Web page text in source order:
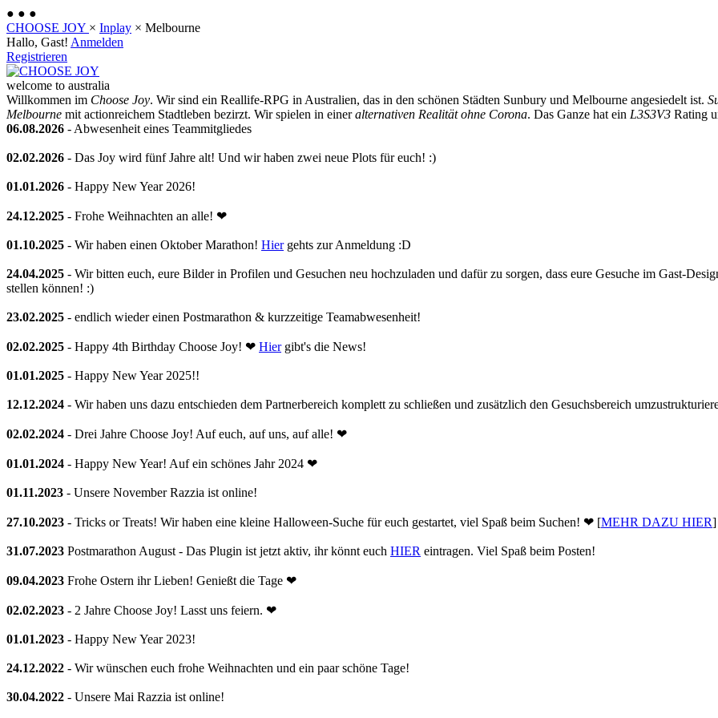
● ● ●
CHOOSE JOY × Inplay × Melbourne
Hallo, Gast! Anmelden
Registrieren
welcome to australia
Willkommen im Choose Joy. Wir sind ein Reallife-RPG in Australien, das in den schönen Städten Sunbury und Melbourne angesiedelt ist.
Melbourne mit actionreichem Stadtleben bezirzt. Wir spielen in eineralternativen Realität ohne Corona. Das Ganze hat ein L3S3V3 Rating
06.08.2026 - Abwesenheit eines Teammitgliedes
02.02.2026 - Das Joy wird fünf Jahre alt! Und wir haben zwei neue Plots für euch! :)
01.01.2026 - Happy New Year 2026!
24.12.2025 - Frohe Weihnachten an alle! ❤
01.10.2025 - Wir haben einen Oktober Marathon! Hiergehts zur Anmeldung :D
24.04.2025 - Wir bitten euch, eure Bilder in Profilen und Gesuchen neu hochzuladen und dafür zu sorgen, dass eure Gesuche im Gast-
stellen können! :)
23.02.2025 - endlich wieder einen Postmarathon & kurzzeitige Teamabwesenheit!
02.02.2025 - Happy 4th Birthday Choose Joy! ❤ Hiergibt's die News!
01.01.2025 - Happy New Year 2025!!
12.12.2024 - Wir haben uns dazu entschieden dem Partnerbereich komplett zu schließen und zusätzlich den Gesuchsbereich
02.02.2024 - Drei Jahre Choose Joy! Auf euch, auf uns, auf alle! ❤
01.01.2024 - Happy New Year! Auf ein schönes Jahr 2024 ❤
01.11.2023 - Unsere November Razzia ist online!
27.10.2023 - Tricks or Treats! Wir haben eine kleine Halloween-Suche für euch gestartet, viel Spaß beim Suchen! ❤ [MEHR DAZU HIER]
31.07.2023 Postmarathon August - Das Plugin ist jetzt aktiv, ihr könnt euch HIER eintragen. Viel Spaß beim Posten!
09.04.2023 Frohe Ostern ihr Lieben! Genießt die Tage ❤
02.02.2023 - 2 Jahre Choose Joy! Lasst uns feiern. ❤
01.01.2023 - Happy New Year 2023!
24.12.2022 - Wir wünschen euch frohe Weihnachten und ein paar schöne Tage!
30.04.2022 - Unsere Mai Razzia ist online!